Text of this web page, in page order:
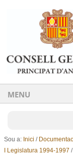
Ves al
Salta a la
MENU
Sou a: Inici /
I Legislatura 1994-1997 /